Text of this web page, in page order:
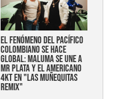
EL FENÓMENO DEL PACÍFICO
COLOMBIANO SE HACE
GLOBAL: MALUMA SE UNE A
MR PLATA Y EL AMERICANO
4KT EN "LAS MUÑEQUITAS
REMIX"